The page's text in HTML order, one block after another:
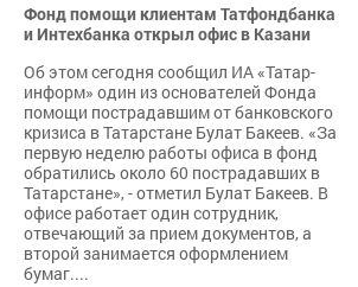
Фонд помощи клиентам Татфондбанка
и Интехбанка открыл офис в Казани
Об этом сегодня сообщил ИА «Татар-
информ» один из основателей Фонда
помощи пострадавшим от банковского
кризиса в Татарстане Булат Бакеев. «За
первую неделю работы офиса в фонд
обратились около 60 пострадавших в
Татарстане», - отметил Булат Бакеев. В
офисе работает один сотрудник,
отвечающий за прием документов, а
второй занимается оформлением
бумаг....